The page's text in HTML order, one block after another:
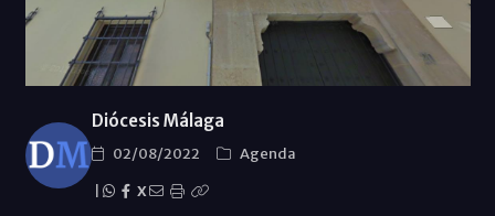
Diócesis Málaga
02/08/2022
Agenda
X